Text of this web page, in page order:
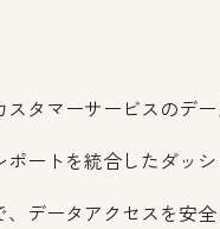
タマーサービスのデ
ポートを統合したダッ
データアクセスを安